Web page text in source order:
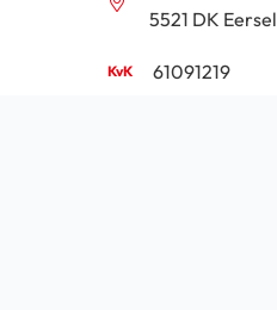
5521 DK Eersel
61091219